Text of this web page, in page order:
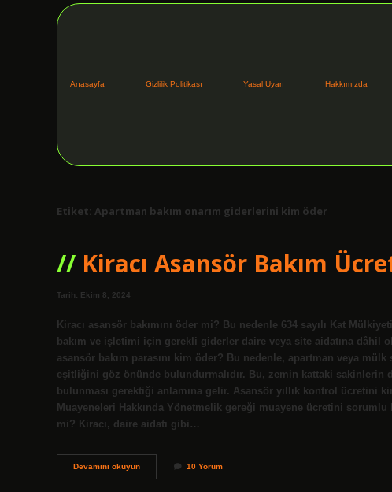
Anasayfa Gizlilik Politikası Yasal Uyarı Hakkımızda
Etiket: Apartman bakım onarım giderlerini kim öder
Kiracı Asansör Bakım
Tarih: Ekim 8, 2024
Kiracı asansör bakımını öder mi? Bu nedenle 634 sayılı Kat
bakım ve işletimi için gerekli giderler daire veya site aidatına dâhil
asansör bakım parasını kim öder? Bu nedenle, apartman veya
eşitliğini göz önünde bulundurmalıdır. Bu, zemin kattaki sakinlerin
bulunması gerektiği anlamına gelir. Asansör yıllık kontrol ücretini
Muayeneleri Hakkında Yönetmelik gereği muayene ücretini
mi? Kiracı, daire aidatı gibi…
Devamını okuyunKiracı
Asansör
10 Yorum